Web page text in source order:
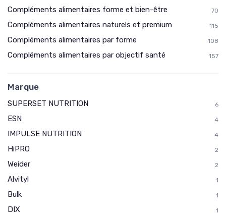
Compléments alimentaires forme et bien-être 70
Compléments alimentaires naturels et premium 115
Compléments alimentaires par forme 108
Compléments alimentaires par objectif santé 157
Marque
SUPERSET NUTRITION 6
ESN 4
IMPULSE NUTRITION 4
HiPRO 2
Weider 2
Alvityl 1
Bulk 1
DIX 1